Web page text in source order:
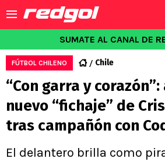
SUMATE AL CANAL DE
FÚTBOL CHILENO Chile
“Con garra y
nuevo “fichaje” de
tras campañón con
El delantero brilla como